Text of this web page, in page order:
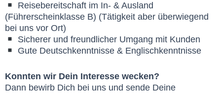
Reisebereitschaft im In- & Ausland
(Führerscheinklasse B) (Tätigkeit aber überwiegend
bei uns vor Ort)
Sicherer und freundlicher Umgang mit Kunden
Gute Deutschkenntnisse & Englischkenntnisse
Konnten wir Dein Interesse wecken?
Dann bewirb Dich bei uns und sende Deine